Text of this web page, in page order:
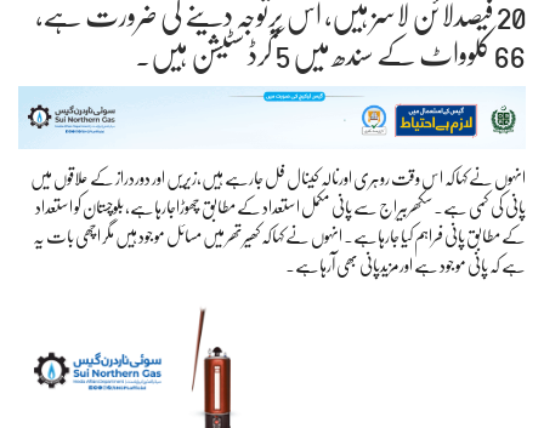
20 فیصدلائن لاسز ہیں، اس پرتوجہ دینے کی ضرورت ہے،
66 کلوواٹ کے سندھ میں 5 گرڈ سٹیشن ہیں۔
انہوں نے کہاکہ اس وقت روہری اورنالہ کینال فل جارہے ہیں،زیریں اور دوردراز کے علاقوں میں
پانی کی کمی ہے۔ سکھربیراج سے پانی مکمل استعداد کے مطابق چھوڑاجارہاہے، بلوچستان کو استعداد
کے مطابق پانی فراہم کیا جارہاہے۔ انہوں نے کہاکہ کھیرتھر میں مسائل موجود ہیں مگر اچھی بات یہ
ہے کہ پانی موجود ہے اورمزیدپانی بھی آرہاہے۔